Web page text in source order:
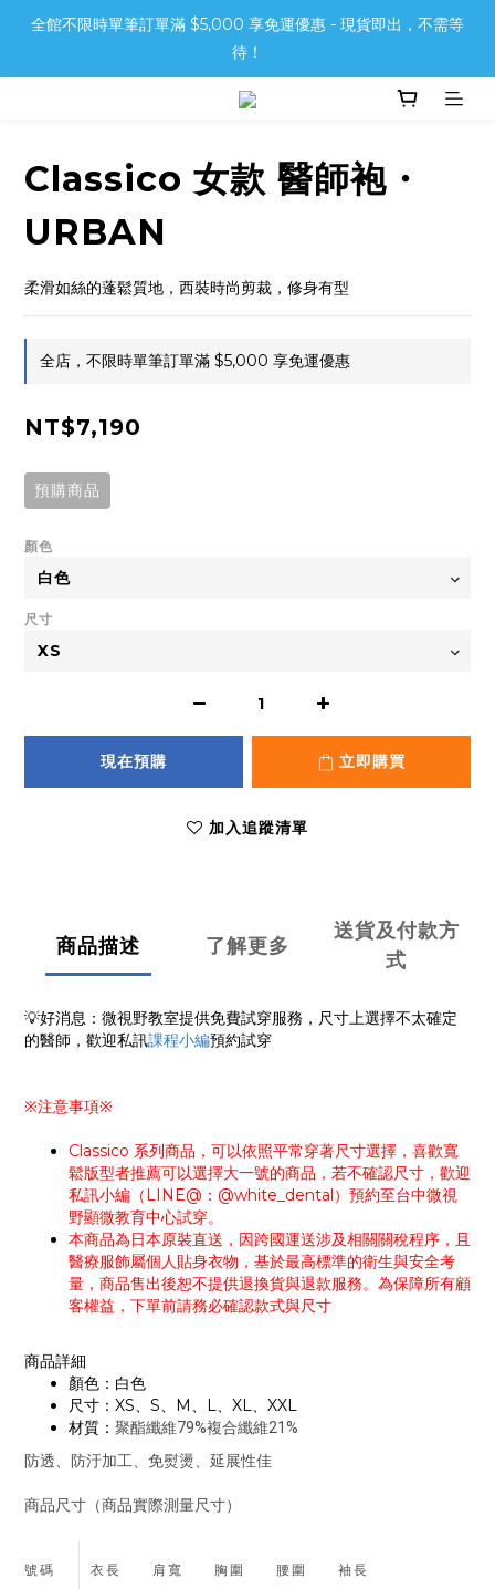
全館不限時單筆訂單滿 $5,000 享免運優惠 - 現貨即出，不需等
待！
Classico 女款 醫師袍・
URBAN
柔滑如絲的蓬鬆質地，西裝時尚剪裁，修身有型
全店，不限時單筆訂單滿 $5,000 享免運優惠
NT$7,190
預購商品
顏色
尺寸
現在預購 立即購買
加入追蹤清單
商品描述 了解更多
送貨及付款方
式
💡好消息：微視野教室提供免費試穿服務，尺寸上選擇不太確定
的醫師，歡迎私訊課程小編預約試穿
※注意事項※
Classico 系列商品，可以依照平常穿著尺寸選擇，喜歡寬
鬆版型者推薦可以選擇大一號的商品，若不確認尺寸，歡迎
私訊小編（LINE@：@white_dental）預約至台中微視
野顯微教育中心試穿。
本商品為日本原裝直送，因跨國運送涉及相關關稅程序，且
醫療服飾屬個人貼身衣物，基於最高標準的衛生與安全考
量，商品售出後恕不提供退換貨與退款服務。為保障所有顧
客權益，下單前請務必確認款式與尺寸
商品詳細
顏色：白色
尺寸：XS、S、M、L、XL、XXL
材質： 聚酯纖維79%複合纖維21%
防透、防汙加工、免熨燙、延展性佳
商品尺寸（商品實際測量尺寸）
號碼 衣長 肩寬 胸圍 腰圍 袖長